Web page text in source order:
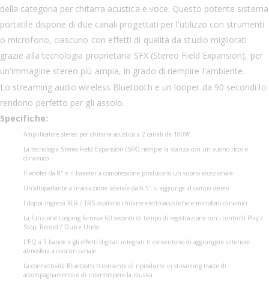
della categoria per chitarra acustica e voce. Questo potente sistema
portatile dispone di due canali progettati per l'utilizzo con strumenti
o microfono, ciascuno con effetti di qualità da studio migliorati
grazie alla tecnologia proprietaria SFX (Stereo Field Expansion), per
un'immagine stereo più ampia, in grado di riempire l'ambiente.
Lo streaming audio wireless Bluetooth e un looper da 90 secondi lo
rendono perfetto per gli assolo.
Specifiche:
Amplificatore stereo per chitarra acustica a 2 canali da 100W
La tecnologia Stereo Field Expansion (SFX) riempie la stanza con un suono ricco e
dinamico
Il woofer da 8" e il tweeter a compressione producono un suono eccezionale
Un'altoparlante a irradiazione laterale da 6.5" si aggiunge al campo stereo
I doppi ingressi XLR / TRS ospitano chitarre elettroacustiche e microfoni dinamici
La funzione Looping fornisce 60 secondi di tempo di registrazione con i controlli Play /
Stop, Record / Dub e Undo
L'EQ a 3 bande e gli effetti digitali integrati ti consentono di aggiungere ulteriore
atmosfera a ciascun canale
La connettività Bluetooth ti consente di riprodurre in streaming tracce di
accompagnamento e di interrompere la musica